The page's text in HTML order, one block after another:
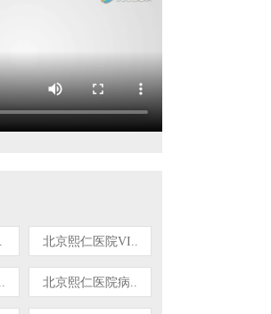
北京熙仁医院VI..
北京熙仁医院病..